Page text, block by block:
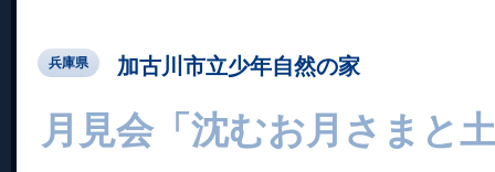
兵庫県 加古川市立少年自然の家
月見会「沈むお月さまと